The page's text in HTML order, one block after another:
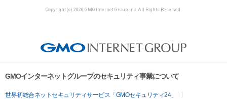
Copyright (c) 2026 GMO Internet Group, Inc. All Rights Reserved.
GMOインターネットグループのセキュリティ事業について
世界初総合ネットセキュリティサービス「GMOセキュリティ24」